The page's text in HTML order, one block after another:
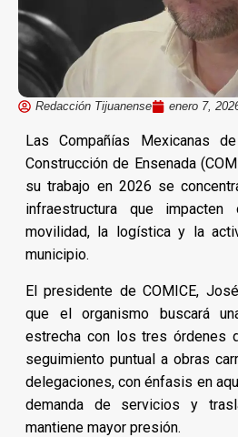
Redacción Tijuanense enero 7,
Las Compañías Mexicanas
Construcción de Ensenada
su trabajo en 2026 se
infraestructura que
movilidad, la logística y la
municipio.
El presidente de COMICE,
que el organismo buscará
estrecha con los tres órdenes
seguimiento puntual a obras
delegaciones, con énfasis en
demanda de servicios y
mantiene mayor presión.